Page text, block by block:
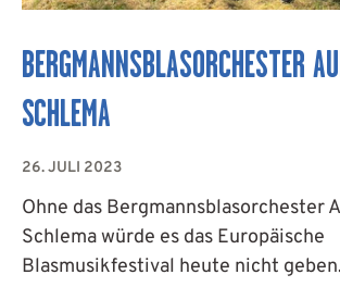
BERGMANNSBLASORCHESTER
SCHLEMA
26. JULI 2023
Ohne das Bergmannsblasorchester
Schlema würde es das Europäische
Blasmusikfestival heute nicht